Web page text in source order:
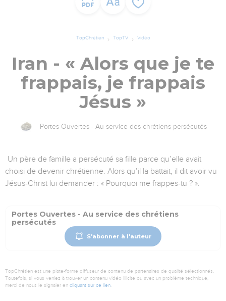
TopChrétien TopTV Vidéo
Iran - « Alors que je te
frappais, je frappais
Jésus »
Portes Ouvertes - Au service des chrétiens persécutés
Un père de famille a persécuté sa fille parce qu’elle avait
choisi de devenir chrétienne. Alors qu’il la battait, il dit avoir vu
Jésus-Christ lui demander : « Pourquoi me frappes-tu ? ».
Portes Ouvertes - Au service des chrétiens
persécutés
S'abonner à l'auteur
TopChrétien est une plate-forme diffuseur de contenu de partenaires de qualité sélectionnés.
Toutefois, si vous veniez à trouver un contenu vidéo illicite ou avec un problème technique,
merci de nous le signaler en cliquant sur ce lien.